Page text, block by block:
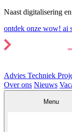
Naast digitalisering
ontdek onze wow! ai
Advies Techniek
Over ons Nieuws
Menu